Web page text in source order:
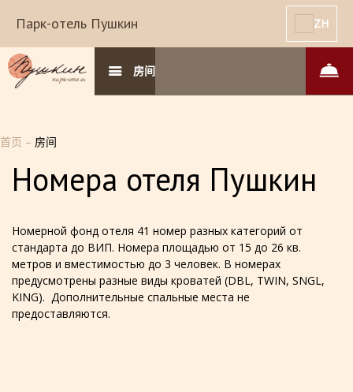
Парк-отель Пушкин ZH
房间
首页 – 房间
Номера отеля Пушкин
Номерной фонд отеля 41 номер разных категорий от
стандарта до ВИП. Номера площадью от 15 до 26 кв.
метров и вместимостью до 3 человек. В номерах
предусмотрены разные виды кроватей (DBL, TWIN, SNGL,
KING). Дополнительные спальные места не
предоставляются.